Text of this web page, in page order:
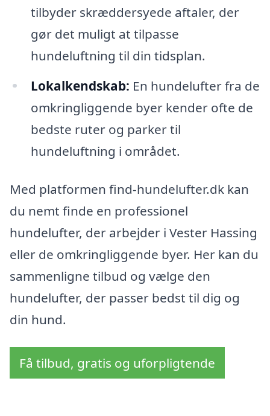
tilbyder skræddersyede aftaler, der
gør det muligt at tilpasse
hundeluftning til din tidsplan.
Lokalkendskab: En hundelufter fra de
omkringliggende byer kender ofte de
bedste ruter og parker til
hundeluftning i området.
Med platformen find-hundelufter.dk kan
du nemt finde en professionel
hundelufter, der arbejder i Vester Hassing
eller de omkringliggende byer. Her kan du
sammenligne tilbud og vælge den
hundelufter, der passer bedst til dig og
din hund.
Få tilbud, gratis og uforpligtende